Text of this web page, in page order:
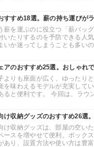
すすめ18選。薪の持ち運びが
薪を運ぶのに役立つ「薪バッ
いたりするのを予防できる人
いか迷ってしまうことも多い
アのおすすめ25選。おしゃれ
よりも座面が広く、ゆったり
を味わえるモデルが充実して
ると便利です。 今回は、ラウ
け収納グッズのおすすめ26選
け収納グッズは、部屋の空い
ースを増やせて便利。ボック
あり、設置方法や使い方は豊